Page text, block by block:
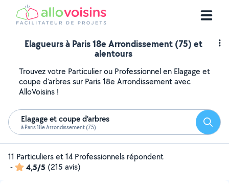
Elagueurs à Paris 18e Arrondissement (75) et
alentours
Trouvez votre Particulier ou Professionnel en Elagage et
coupe d'arbres sur Paris 18e Arrondissement avec
AlloVoisins !
Elagage et coupe d'arbres
à Paris 18e Arrondissement (75)
11 Particuliers et 14 Professionnels répondent
-
4,5/5 (215 avis)